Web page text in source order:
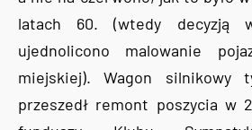
latach 60. (wtedy decyzją
ujednolicono malowanie
miejskiej). Wagon
przeszedł remont poszycia w